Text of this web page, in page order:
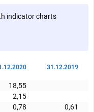
indicator charts
31.12.2019
18,55
2,15
0,78 0,61